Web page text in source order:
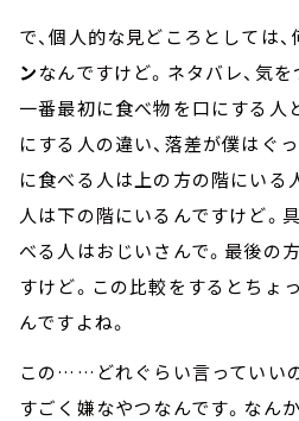
で、個人的な見どころとしては、
ンなんですけど。ネタバレ、気
一番最初に食べ物を口にする人
にする人の違い、落差が僕はぐ
に食べる人は上の方の階にいる
人は下の階にいるんですけど。
べる人はおじいさんで。最後の
すけど。この比較をするとちょ
んですよね。
この……どれぐらい言っていい
すごく嫌なやつなんです。なん